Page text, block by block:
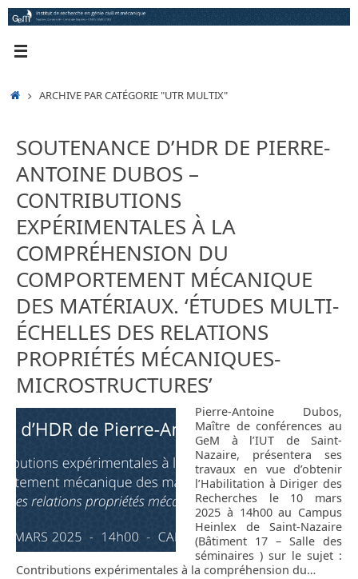
Passer
au
ACCUEIL
ARCHIVE PAR CATÉGORIE "UTR MULTIX"
SOUTENANCE D’HDR DE PIERRE-
ANTOINE DUBOS –
CONTRIBUTIONS
EXPÉRIMENTALES À LA
COMPRÉHENSION DU
COMPORTEMENT MÉCANIQUE
DES MATÉRIAUX. ‘ÉTUDES MULTI-
ÉCHELLES DES RELATIONS
PROPRIÉTÉS MÉCANIQUES-
MICROSTRUCTURES’
Pierre-Antoine Dubos,
Maître de conférences au
GeM à l’IUT de Saint-
Nazaire, présentera ses
travaux en vue d’obtenir
l’Habilitation à Diriger des
Recherches le 10 mars
2025 à 14h00 au Campus
Heinlex de Saint-Nazaire
(Bâtiment 17 – Salle des
séminaires ) sur le sujet :
Contributions expérimentales à la compréhension du…